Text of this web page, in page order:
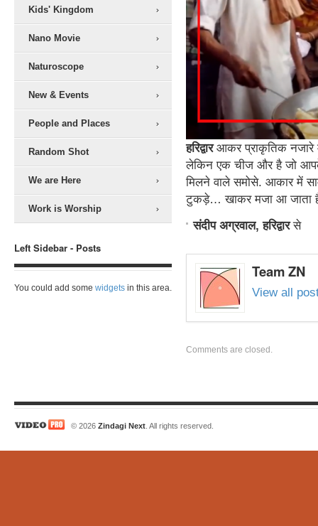
Kids' Kingdom
Nano Movie
Naturoscope
New & Events
People and Places
Random Shot
We are Here
Work is Worship
Left Sidebar - Posts
You could add some widgets in this area.
हरिद्वारआकर प्राकृतिक नजारे
लेकिन एक चीज और है जो आपके
मिलने वाले समोसे. आकार में
टुकड़े… खाकर मजा आ जाता है
संदीप अग्रवाल,हरिद्वार से
Team ZN
View all
Comments are closed.
© 2026 Zindagi Next . All rights reserved.